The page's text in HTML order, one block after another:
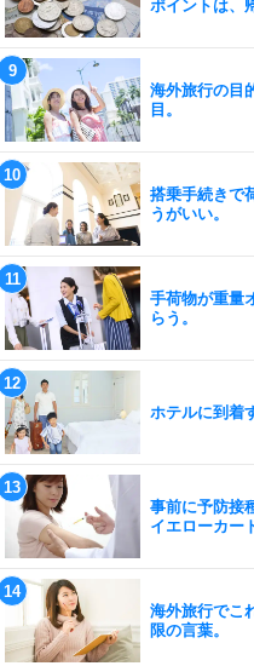
ポイントは、
海外旅行の目
目。
搭乗手続きで
うがいい。
手荷物が重量
らう。
ホテルに到着
事前に予防接
イエローカー
海外旅行でこ
限の言葉。